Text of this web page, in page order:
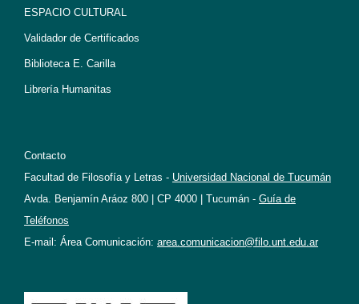
ESPACIO CULTURAL
Validador de Certificados
Biblioteca E. Carilla
Librería Humanitas
Contacto
Facultad de Filosofía y Letras - Universidad Nacional de Tucumán
Avda. Benjamín Aráoz 800 | CP 4000 | Tucumán - Guía de
Teléfonos
E-mail: Área Comunicación: area.comunicacion@filo.unt.edu.ar